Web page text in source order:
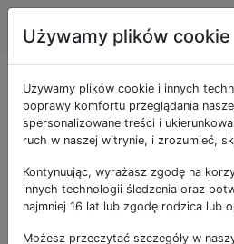
Produkcja gier
Pytania
jako unity
Unity to wieloplatformowy
który koncentruje się na
Używamy plików cookie
Używamy plików cookie i innych
poprawy komfortu przeglądania
spersonalizowane treści i
ruch w naszej witrynie, i zrozumieć,
Kontynuując, wyrażasz zgodę na
innych technologii śledzenia oraz
najmniej 16 lat lub zgodę rodzica lub
Możesz przeczytać szczegóły w